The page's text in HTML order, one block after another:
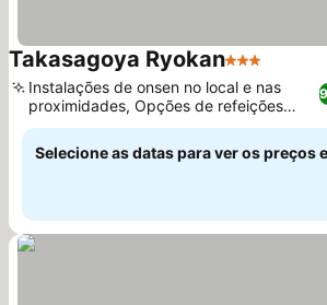
Takasagoya Ryokan3 Estrelas
Instalações de onsen no local e nas
proximidades, Opções de refeições
para a família
Selecione as datas para ver os preços